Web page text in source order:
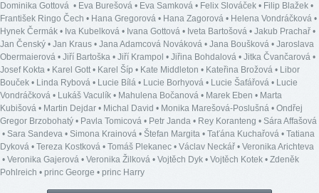
Dominika Gottová • Eva Burešová • Eva Samková • Felix Slováček • Filip Blažek •
František Ringo Čech • Hana Gregorová • Hana Zagorová • Helena Vondráčková •
Hynek Čermák • Iva Kubelková • Ivana Gottová • Iveta Bartošová • Jakub Prachař •
Jan Čenský • Jan Kraus • Jana Adamcová Nováková • Jana Boušková • Jaroslava
Obermaierová • Jiří Bartoška • Jiří Krampol • Jiřina Bohdalová • Jitka Čvančarová •
Josef Kokta • Karel Gott• Karel Šíp • Kate Middleton • Kateřina Brožová • Libor
Bouček • Linda Rybová • Lucie Bílá • Lucie Borhyová • Lucie Šafářová • Lucie
Vondráčková • Lukáš Vaculík • Mahulena Bočanová • Marek Eben • Marta
Kubišová • Martin Dejdar • Michal David • Monika Marešová-Poslušná • Ondřej
Gregor Brzobohatý • Pavla Tomicová • Petr Janda • Rey Koranteng • Sára Affašová
• Sara Sandeva • Simona Krainová • Štefan Margita • Taťána Kuchařová • Tatiana
Dyková • Tereza Kostková • Tomáš Plekanec • Václav Neckář • Veronika Arichteva
• Veronika Gajerová • Veronika Žilková • Vojtěch Dyk • Vojtěch Kotek • Zdeněk
Pohlreich • princ George • princ Harry